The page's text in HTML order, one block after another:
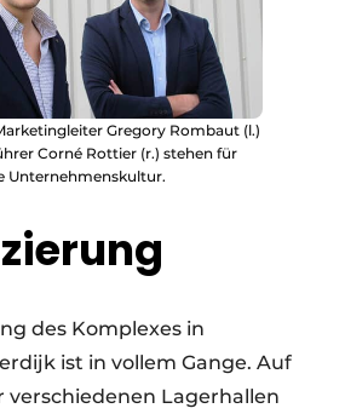
Gregory Rombaut (l.)
Corné Rottier (r.) stehen für
Unternehmenskultur.
des Komplexes in
ist in vollem Gange. Auf
verschiedenen Lagerhallen